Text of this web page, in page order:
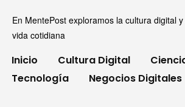
En MentePost exploramos la cultura digital
vida cotidiana
Inicio Cultura Digital
Tecnología
Negocios Digitales